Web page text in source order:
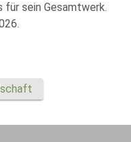
sein Gesamtwerk.